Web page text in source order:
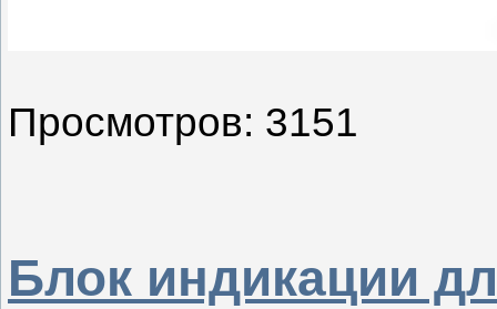
Просмотров: 3151
Блок индикации